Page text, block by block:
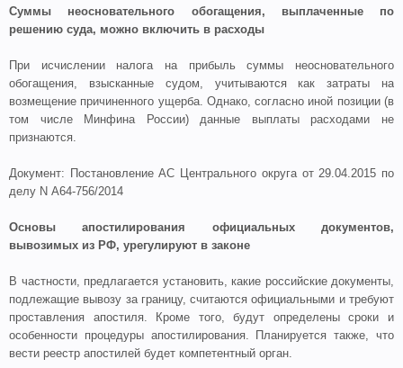
Суммы неосновательного обогащения, выплаченные по
решению суда, можно включить в расходы
При исчислении налога на прибыль суммы неосновательного
обогащения, взысканные судом, учитываются как затраты на
возмещение причиненного ущерба. Однако, согласно иной позиции (в
том числе Минфина России) данные выплаты расходами не
признаются.
Документ: Постановление АС Центрального округа от 29.04.2015 по
делу N А64-756/2014
Основы апостилирования официальных документов,
вывозимых из РФ, урегулируют в законе
В частности, предлагается установить, какие российские документы,
подлежащие вывозу за границу, считаются официальными и требуют
проставления апостиля. Кроме того, будут определены сроки и
особенности процедуры апостилирования. Планируется также, что
вести реестр апостилей будет компетентный орган.